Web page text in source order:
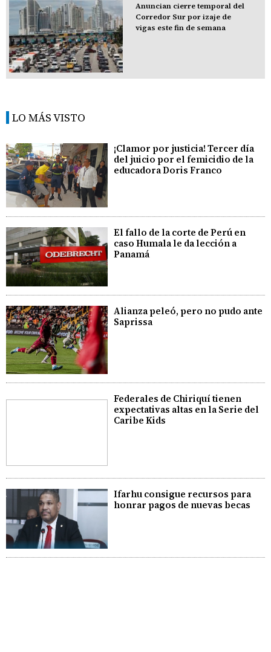
Anuncian cierre temporal del
Corredor Sur por izaje de
vigas este fin de semana
LO MÁS VISTO
¡Clamor por justicia! Tercer día
del juicio por el femicidio de la
educadora Doris Franco
El fallo de la corte de Perú en
caso Humala le da lección a
Panamá
Alianza peleó, pero no pudo ante
Saprissa
Federales de Chiriquí tienen
expectativas altas en la Serie del
Caribe Kids
Ifarhu consigue recursos para
honrar pagos de nuevas becas